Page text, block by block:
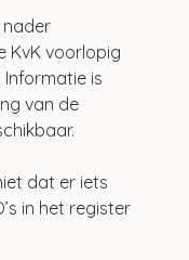
KvK voorlopig
is
van de
dat er iets
in het register